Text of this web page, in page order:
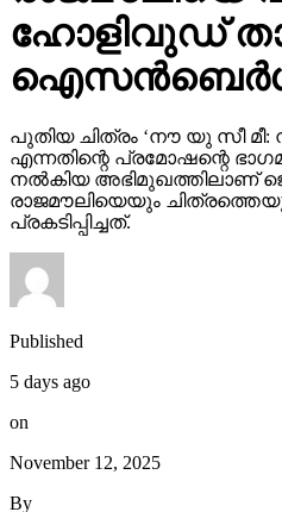
ഹോളിവുഡ്
പുതിയ ചിത്രം ‘നൗ യു സീ
എന്നതിന്റെ പ്രമോഷന്റെ
നല്‍കിയ
രാജമൗലിയെയും
പ്രകടിപ്പിച്ചത്.
Published
5 days ago
on
November 12, 2025
By